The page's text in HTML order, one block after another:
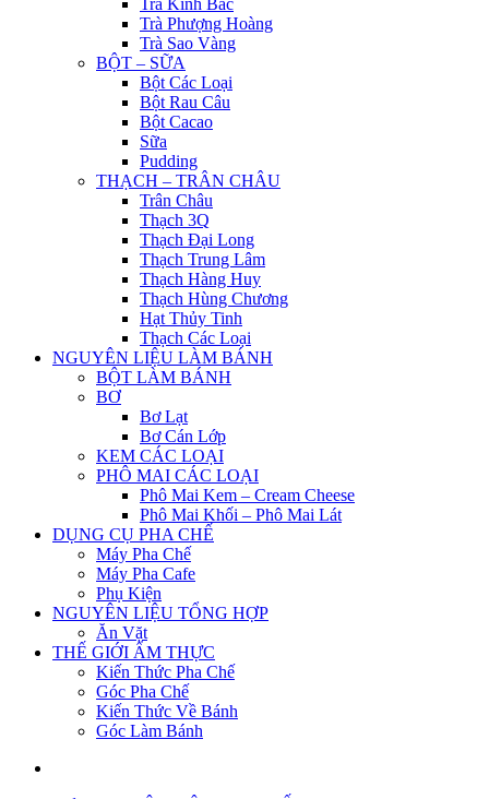
Trà Phượng Hoàng
Trà Sao Vàng
BỘT – SỮA
Bột Các Loại
Bột Rau Câu
Bột Cacao
Sữa
Pudding
THẠCH – TRÂN CHÂU
Trân Châu
Thạch 3Q
Thạch Đại Long
Thạch Trung Lâm
Thạch Hàng Huy
Thạch Hùng Chương
Hạt Thủy Tinh
Thạch Các Loại
NGUYÊN LIỆU LÀM BÁNH
BỘT LÀM BÁNH
BƠ
Bơ Lạt
Bơ Cán Lớp
KEM CÁC LOẠI
PHÔ MAI CÁC LOẠI
Phô Mai Kem – Cream Cheese
Phô Mai Khối – Phô Mai Lát
DỤNG CỤ PHA CHẾ
Máy Pha Chế
Máy Pha Cafe
Phụ Kiện
NGUYÊN LIỆU TỔNG HỢP
Ăn Vặt
THẾ GIỚI ẨM THỰC
Kiến Thức Pha Chế
Góc Pha Chế
Kiến Thức Về Bánh
Góc Làm Bánh